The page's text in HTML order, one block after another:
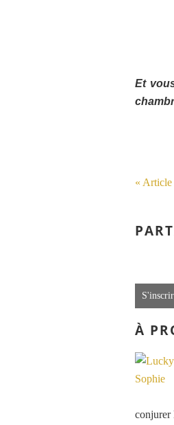
Et
« Article
À
conjurer